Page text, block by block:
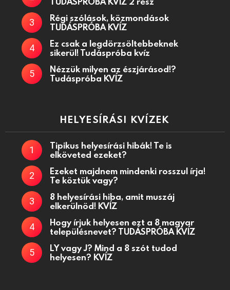
Régi szólások, közmondások
TUDÁSPRÓBA KVÍZ
Ez csak a legdörzsöltebbeknek
sikerül! Tudáspróba kvíz
Nézzük milyen az észjárásod!?
Tudáspróba KVÍZ
HELYESÍRÁSI KVÍZEK
Tipikus helyesírási hibák! Te is
elköveted ezeket?
Ezeket majdnem mindenki rosszul írja!
Te köztük vagy?
8 helyesírási hiba, amit muszáj
elkerülnöd! KVÍZ
Hogy írjuk helyesen ezt a 8 magyar
településnevet? TUDÁSPRÓBA KVÍZ
LY vagy J? Mind a 8 szót tudod
helyesen? KVÍZ